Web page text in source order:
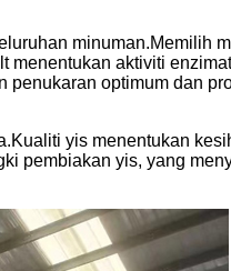
minuman.Memilih
menentukan aktiviti
optimum dan
yis menentukan
pembiakan yis, yang